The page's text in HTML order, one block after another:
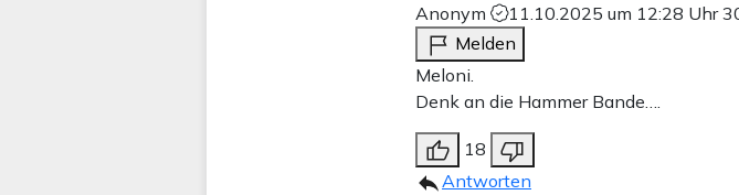
Anonym
11.10.2025 um 12:28 Uhr
Melden
Meloni.
Denk an die Hammer Bande….
18
Antworten